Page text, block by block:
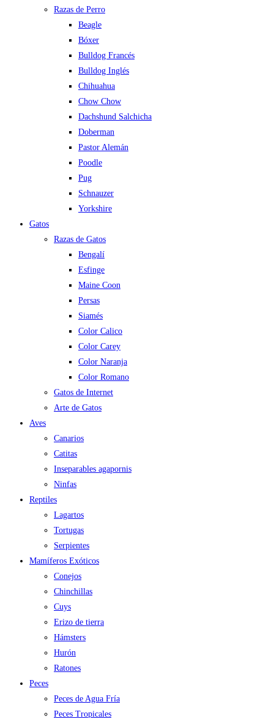
Razas de Perro
Beagle
Bóxer
Bulldog Francés
Bulldog Inglés
Chihuahua
Chow Chow
Dachshund Salchicha
Doberman
Pastor Alemán
Poodle
Pug
Schnauzer
Yorkshire
Gatos
Razas de Gatos
Bengalí
Esfinge
Maine Coon
Persas
Siamés
Color Calico
Color Carey
Color Naranja
Color Romano
Gatos de Internet
Arte de Gatos
Aves
Canarios
Catitas
Inseparables agapornis
Ninfas
Reptiles
Lagartos
Tortugas
Serpientes
Mamíferos Exóticos
Conejos
Chinchillas
Cuys
Erizo de tierra
Hámsters
Hurón
Ratones
Peces
Peces de Agua Fría
Peces Tropicales